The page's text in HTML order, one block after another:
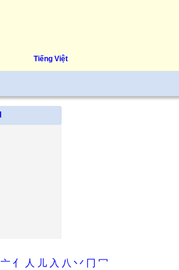
Tiếng Việt
亠 亻 人 儿 入 八 丷 冂 冖